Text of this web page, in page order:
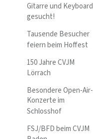
Gitarre und Keyboard
gesucht!
Tausende Besucher
feiern beim Hoffest
150 Jahre CVJM
Lörrach
Besondere Open-Air-
Konzerte im
Schlosshof
FSJ/BFD beim CVJM